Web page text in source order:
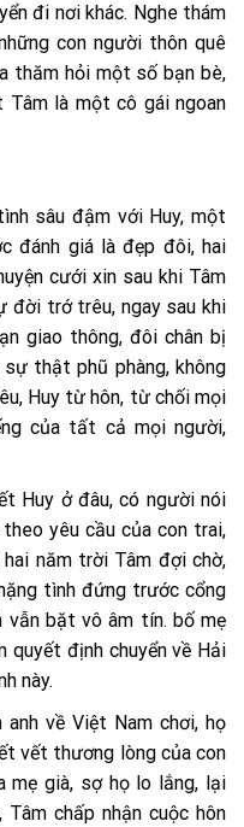
đi nơi khác. Nghe thám
con người thôn quê
thăm hỏi một số bạn bè,
là một cô gái ngoan
sâu đậm với Huy, một
đánh giá là đẹp đôi, hai
cưới xin sau khi Tâm
đời trớ trêu, ngay sau khi
giao thông, đôi chân bị
thật phũ phàng, không
Huy từ hôn, từ chối mọi
của tất cả mọi người,
Huy ở đâu, có người nói
yêu cầu của con trai,
năm trời Tâm đợi chờ,
tình đứng trước cổng
vẫn bặt vô âm tín. bố mẹ
quyết định chuyển về Hải
này.
về Việt Nam chơi, họ
vết thương lòng của con
mẹ già, sợ họ lo lắng, lại
chấp nhận cuộc hôn